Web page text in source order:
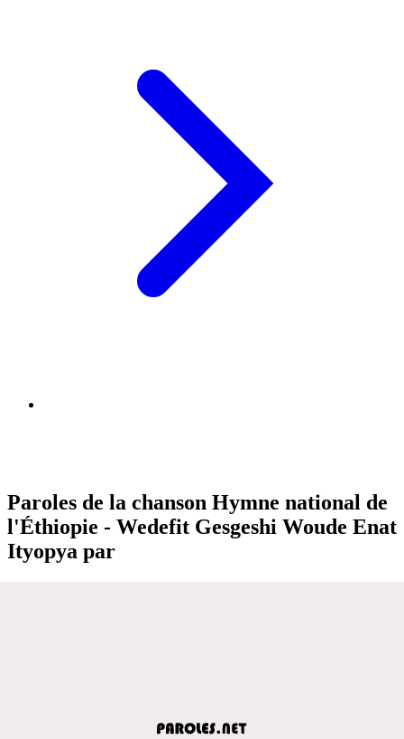
Paroles de la chanson Hymne national de
l'Éthiopie - Wedefit Gesgeshi Woude Enat
Ityopya par